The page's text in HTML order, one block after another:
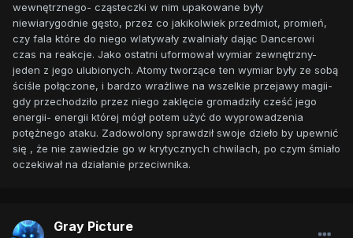
wewnętrznego- cząsteczki w nim upakowane były
niewiarygodnie gęsto, przez co jakikolwiek przedmiot, promień,
czy fala które do niego wlatywały zwalniały dając Dancerowi
czas na reakcje. Jako ostatni uformował wymiar zewnętrzny-
jeden z jego ulubionych. Atomy tworzące ten wymiar były ze sobą
ściśle połączone, i bardzo wrażliwe na wszelkie przejawy magii-
gdy przechodziło przez niego zaklęcie gromadziły cześć jego
energii- energii której mógł potem użyć do wyprowadzenia
potężnego ataku. Zadowolony sprawdził swoje dzieło by upewnić
się , że nie zawiedzie go w krytycznych chwilach, po czym śmiało
oczekiwał na działanie przeciwnika.
Gray Picture